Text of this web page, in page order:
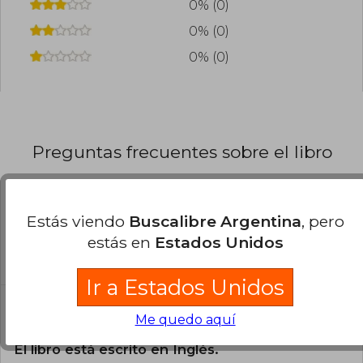
0% (0)
0% (0)
0% (0)
Preguntas frecuentes sobre el libro
¿El libro es original?
Todos los libros de nuestro
¿En qué Idioma está escrito el
El libro está escrito en Inglés.
Estás viendo Buscalibre Argentina, pero
estás en Estados Unidos
Ir a Estados Unidos
Me quedo aquí